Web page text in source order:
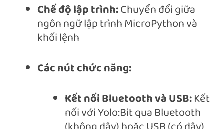
Chế độ lập trình:Chuyển đổi giữa
ngôn ngữ lập trình MicroPython và
khối lệnh
Các nút chức năng:
Kết nối Bluetooth và USB:Kết
nối với Yolo:Bit qua Bluetooth